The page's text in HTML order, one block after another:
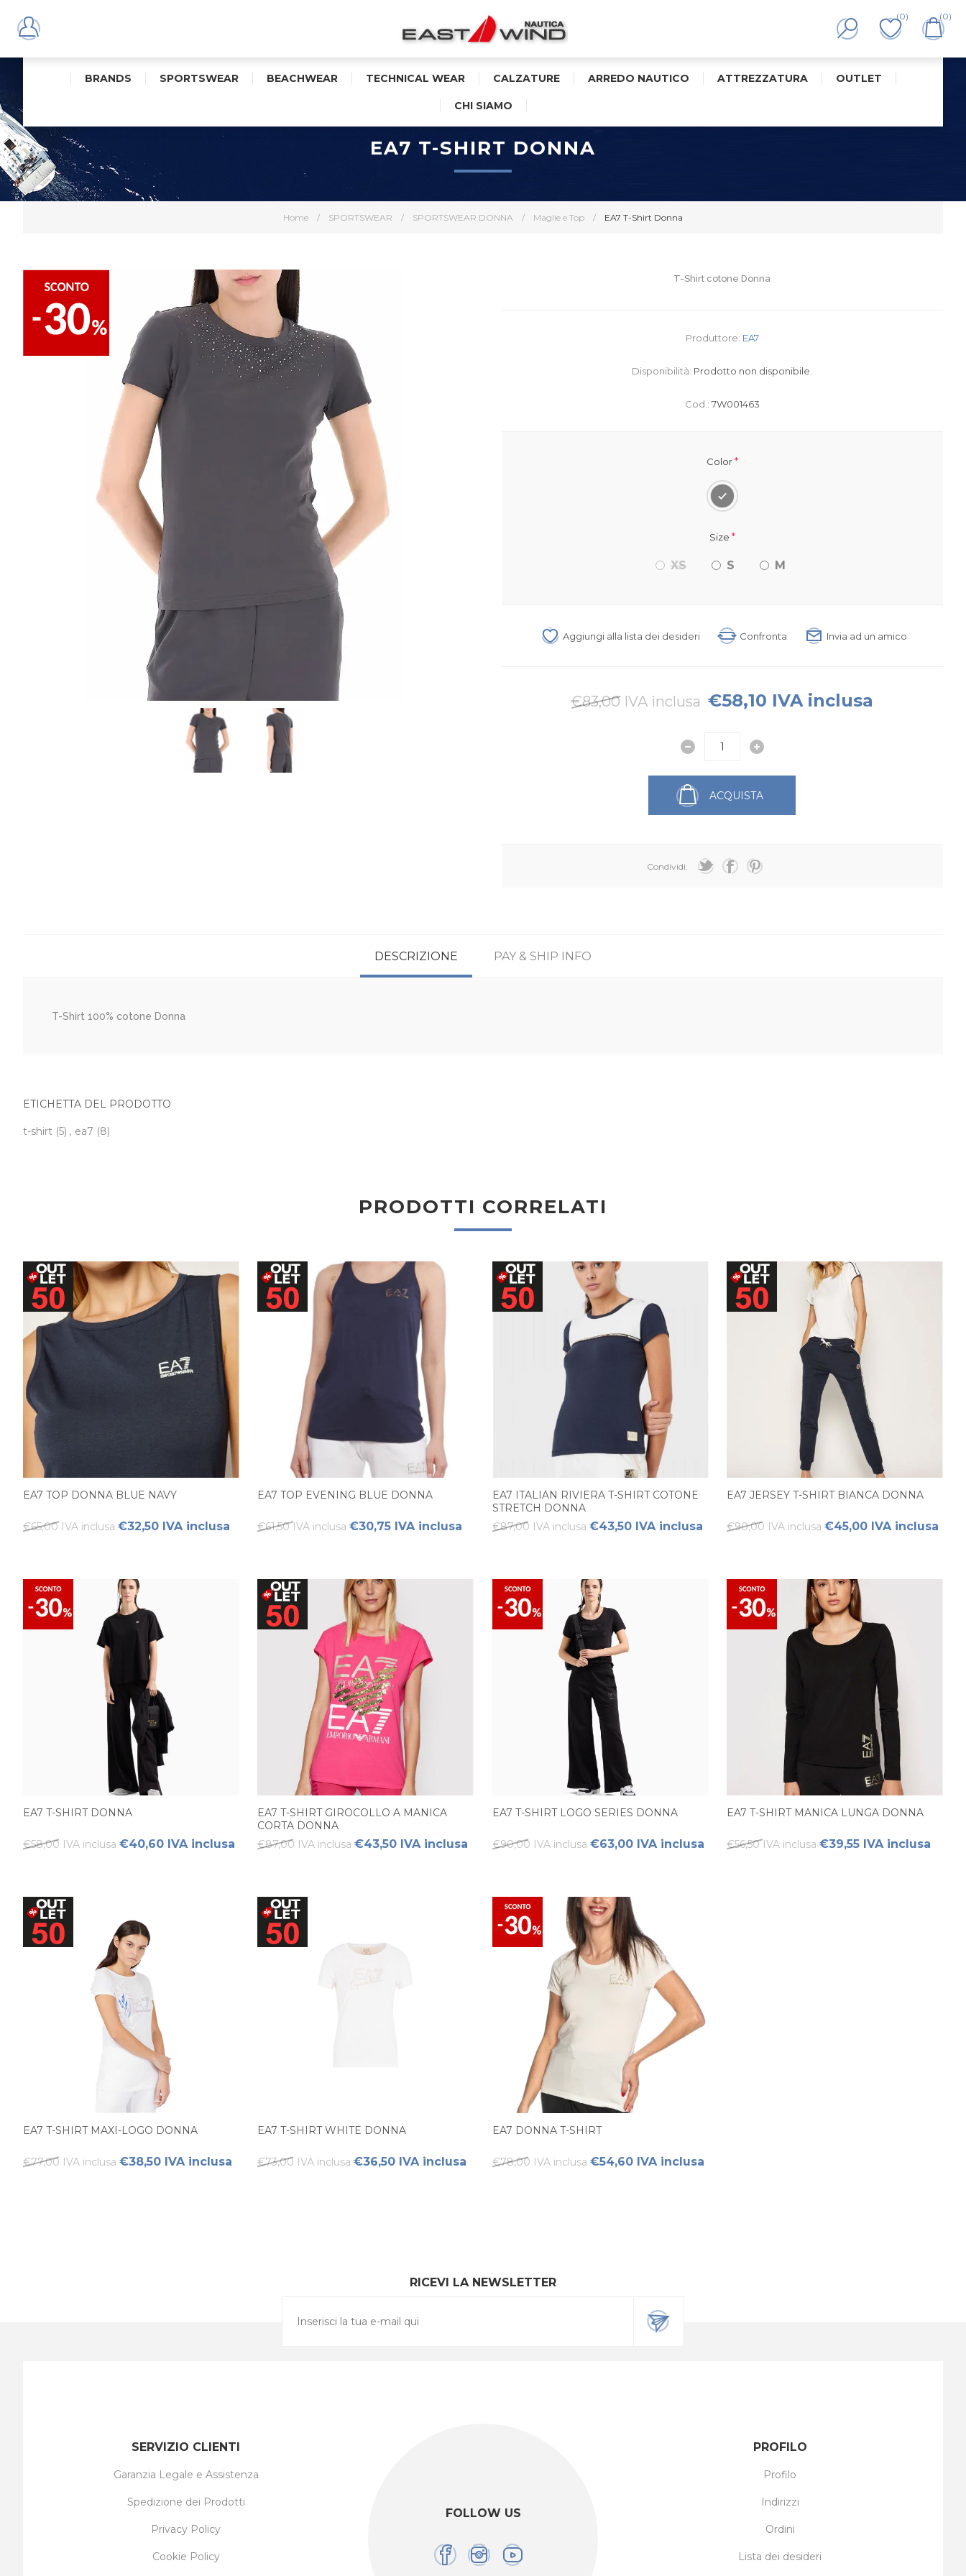
(0) (0)
BRANDS SPORTSWEAR BEACHWEAR TECHNICAL WEAR CALZATURE ARREDO NAUTICO ATTREZZATURA OUTLET
CHI SIAMO
Home / SPORTSWEAR / SPORTSWEAR DONNA / Maglie e Top / EA7 T-Shirt Donna
EA7 T-SHIRT DONNA
T-Shirt cotone Donna
Produttore: EA7
Disponibilità: Prodotto non disponibile.
Cod.: 7W001463
Color*
Size *
XS S M
Aggiungi alla lista dei desideri Confronta Invia ad un amico
€83,00 IVA inclusa €58,10 IVA inclusa
ACQUISTA
Condividi:
DESCRIZIONE PAY & SHIP INFO
T-Shirt 100% cotone Donna
ETICHETTA DEL PRODOTTO
t-shirt (5) , ea7 (8)
PRODOTTI CORRELATI
EA7 TOP DONNA BLUE NAVY
€65,00 IVA inclusa €32,50 IVA inclusa
EA7 TOP EVENING BLUE DONNA
€61,50 IVA inclusa €30,75 IVA inclusa
EA7 ITALIAN RIVIERA T-SHIRT COTONE
STRETCH DONNA
€87,00 IVA inclusa €43,50 IVA inclusa
EA7 JERSEY T-SHIRT BIANCA DONNA
€90,00 IVA inclusa €45,00 IVA inclusa
EA7 T-SHIRT DONNA
€58,00 IVA inclusa €40,60 IVA inclusa
EA7 T-SHIRT GIROCOLLO A MANICA
CORTA DONNA
€87,00 IVA inclusa €43,50 IVA inclusa
EA7 T-SHIRT LOGO SERIES DONNA
€90,00 IVA inclusa €63,00 IVA inclusa
EA7 T-SHIRT MANICA LUNGA DONNA
€56,50 IVA inclusa €39,55 IVA inclusa
EA7 T-SHIRT MAXI-LOGO DONNA
€77,00 IVA inclusa €38,50 IVA inclusa
EA7 T-SHIRT WHITE DONNA
€73,00 IVA inclusa €36,50 IVA inclusa
EA7 DONNA T-SHIRT
€78,00 IVA inclusa €54,60 IVA inclusa
RICEVI LA NEWSLETTER
FOLLOW US
SERVIZIO CLIENTI
Garanzia Legale e Assistenza
Spedizione dei Prodotti
Privacy Policy
Cookie Policy
PROFILO
Profilo
Indirizzi
Ordini
Lista dei desideri